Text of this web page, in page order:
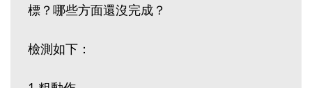
標？哪些方面還沒完成？
檢測如下：